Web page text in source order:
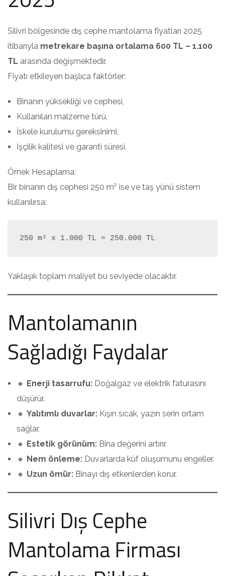
Silivri bölgesinde dış cephe mantolama fiyatları 2025
itibarıyla metrekare başına ortalama 600 TL – 1.100
TL arasında değişmektedir.
Fiyatı etkileyen başlıca faktörler:
Binanın yüksekliği ve cephesi,
Kullanılan malzeme türü,
İskele kurulumu gereksinimi,
İşçilik kalitesi ve garanti süresi.
Örnek Hesaplama:
Bir binanın dış cephesi 250 m² ise ve taş yünü sistem
kullanılırsa:
Yaklaşık toplam maliyet bu seviyede olacaktır.
Mantolamanın
Sağladığı Faydalar
🔸 Enerji tasarrufu: Doğalgaz ve elektrik faturasını
düşürür.
🔸 Yalıtımlı duvarlar: Kışın sıcak, yazın serin ortam
sağlar.
🔸 Estetik görünüm: Bina değerini artırır.
🔸 Nem önleme: Duvarlarda küf oluşumunu engeller.
🔸 Uzun ömür: Binayı dış etkenlerden korur.
Silivri Dış Cephe
Mantolama Firması